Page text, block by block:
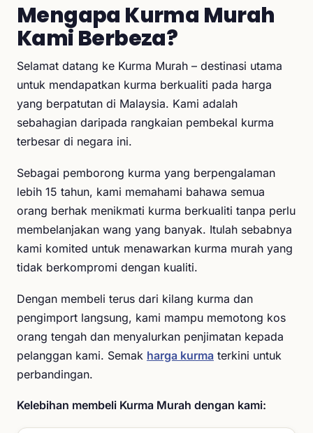
Mengapa Kurma Murah
Kami Berbeza?
Selamat datang ke Kurma Murah – destinasi utama
untuk mendapatkan kurma berkualiti pada harga
yang berpatutan di Malaysia. Kami adalah
sebahagian daripada rangkaian pembekal kurma
terbesar di negara ini.
Sebagai pemborong kurma yang berpengalaman
lebih 15 tahun, kami memahami bahawa semua
orang berhak menikmati kurma berkualiti tanpa perlu
membelanjakan wang yang banyak. Itulah sebabnya
kami komited untuk menawarkan kurma murah yang
tidak berkompromi dengan kualiti.
Dengan membeli terus dari kilang kurma dan
pengimport langsung, kami mampu memotong kos
orang tengah dan menyalurkan penjimatan kepada
pelanggan kami. Semak harga kurma terkini untuk
perbandingan.
Kelebihan membeli Kurma Murah dengan kami: